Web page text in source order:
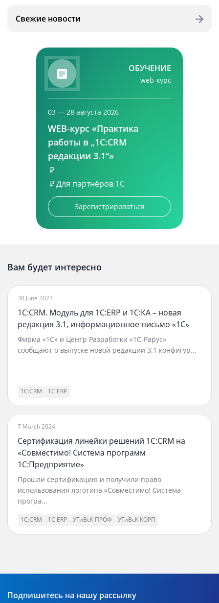
Свежие новости
ОБУЧЕНИЕ
web-курс
03 — 28 августа 2026
WEB-курс «Практика
работы в „1С:CRM
редакции 3.1“»
₽
₽Для партнёров 1С
Зарегистрироваться
Вам будет интересно
30 June 2023
1С:CRM. Модуль для 1С:ERP и 1С:КА – новая
редакция 3.1, информационное письмо «1С»
Фирма «1С» и Центр Разработки «1С-Рарус»
сообщают о выпуске новой редакции 3.1 конфигур...
1С:CRM 1С:ERP
7 March 2024
Сертификация линейки решений 1С:CRM на
«Совместимо! Система программ
1С:Предприятие»
Прошли сертификацию и получили право
использования логотипа «Совместимо! Система
програ...
1С:CRM 1С:ERP УТиВсК ПРОФ УТиВсК КОРП
Подпишитесь на нашу рассылку